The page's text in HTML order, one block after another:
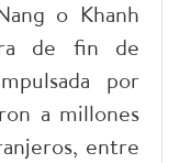
o Khanh
de fin de
por
a millones
entre